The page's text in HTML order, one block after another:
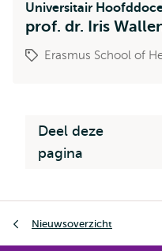
Universitair
prof. dr. Iris
Erasmus School of
Deel deze
pagina
Nieuwsoverzicht